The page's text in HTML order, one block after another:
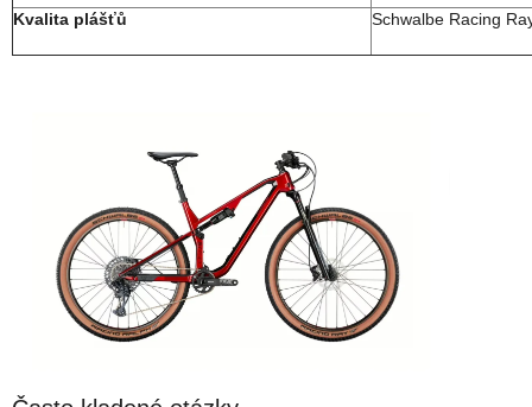
Kvalita plášťů Schwalbe Racing